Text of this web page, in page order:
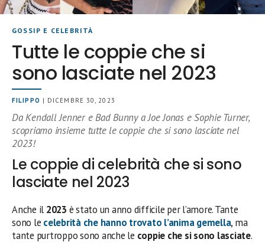
GOSSIP E CELEBRITÀ
Tutte le coppie che si
sono lasciate nel 2023
FILIPPO | DICEMBRE 30, 2023
Da Kendall Jenner e Bad Bunny a Joe Jonas e Sophie Turner,
scopriamo insieme tutte le coppie che si sono lasciate nel
2023!
Le coppie di celebrità che si sono
lasciate nel 2023
Anche il 2023 è stato un anno difficile per l’amore. Tante
sono le celebrità che hanno trovato l’anima gemella, ma
tante purtroppo sono anche le coppie che si sono lasciate.